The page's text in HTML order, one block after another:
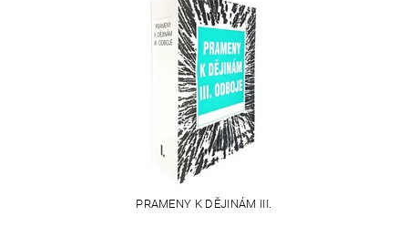
PRAMENY K DĚJINÁM III.